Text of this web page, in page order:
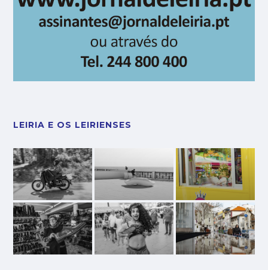
LEIRIA E OS LEIRIENSES